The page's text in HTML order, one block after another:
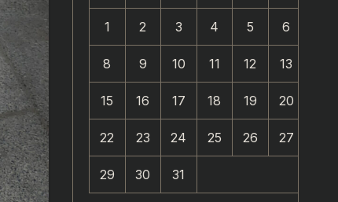
1 2 3 4 5 6
8 9 10 11 12 13
15 16 17 18 19 20
22 23 24 25 26 27
29 30 31